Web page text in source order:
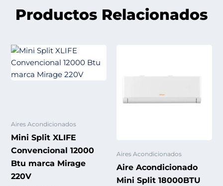
Productos Relacionados
Aires Acondicionados
Mini Split XLIFE
Convencional 12000
Btu marca Mirage
220V
Aires Acondicionados
Aire Acondicionado
Mini Split 18000BTU